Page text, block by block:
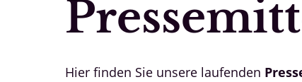
Hier finden Sie unsere laufenden